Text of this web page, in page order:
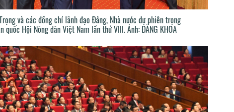
và các đồng chí lãnh đạo Đảng, Nhà nước dự phiên trọng
Hội Nông dân Việt Nam lần thứ VIII. Ảnh: ĐĂNG KHOA